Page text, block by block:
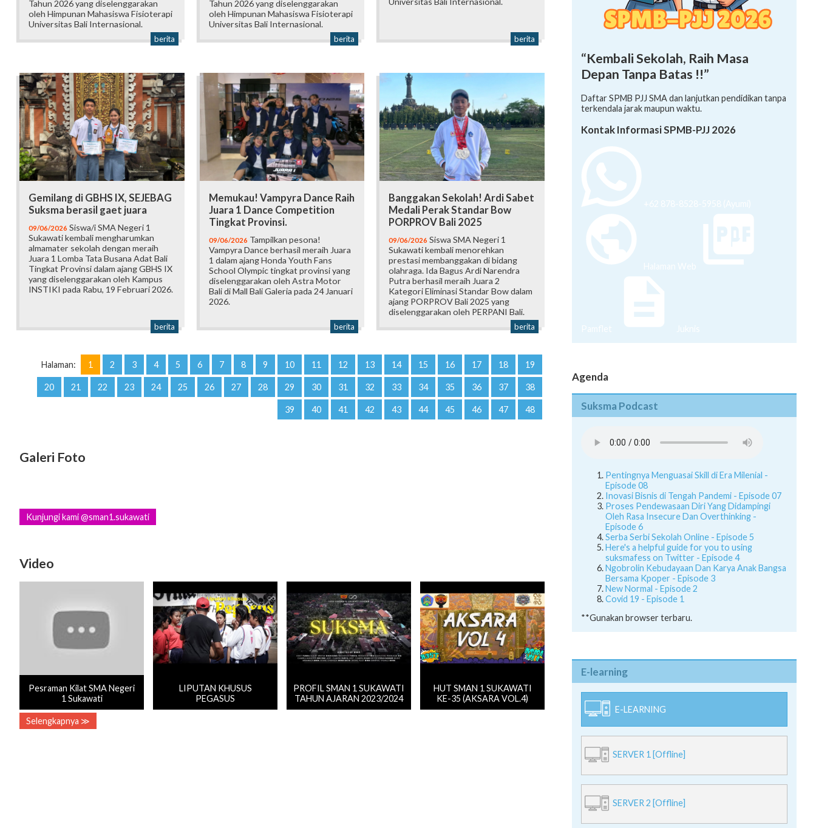
Tahun 2026 yang diselenggarakan
oleh Himpunan Mahasiswa Fisioterapi
Universitas Bali Internasional.
berita
Tahun 2026 yang diselenggarakan
oleh Himpunan Mahasiswa Fisioterapi
Universitas Bali Internasional.
berita berita
Gemilang di GBHS IX, SEJEBAG
Suksma berasil gaet juara
09/06/2026 Siswa/i SMA Negeri 1
Sukawati kembali mengharumkan
almamater sekolah dengan meraih
Juara 1 Lomba Tata Busana Adat Bali
Tingkat Provinsi dalam ajang GBHS IX
yang diselenggarakan oleh Kampus
INSTIKI pada Rabu, 19 Februari 2026.
berita
Memukau! Vampyra Dance Raih
Juara 1 Dance Competition
Tingkat Provinsi.
09/06/2026 Tampilkan pesona!
Vampyra Dance berhasil meraih Juara
1 dalam ajang Honda Youth Fans
School Olympic tingkat provinsi yang
diselenggarakan oleh Astra Motor
Bali di Mall Bali Galeria pada 24 Januari
2026.
berita
Banggakan Sekolah! Ardi Sabet
Medali Perak Standar Bow
PORPROV Bali 2025
09/06/2026 Siswa SMA Negeri 1
Sukawati kembali menorehkan
prestasi membanggakan di bidang
olahraga. Ida Bagus Ardi Narendra
Putra berhasil meraih Juara 2
Kategori Eliminasi Standar Bow dalam
ajang PORPROV Bali 2025 yang
diselenggarakan oleh PERPANI Bali.
berita
Halaman: 1 2 3 4 5 6 7 8 9 10 11 12 13 14 15 16 17 18 19
20 21 22 23 24 25 26 27 28 29 30 31 32 33 34 35 36 37 38
39 40 41 42 43 44 45 46 47 48
Galeri Foto
Kunjungi kami @sman1.sukawati
Video
Pesraman Kilat SMA Negeri
1 Sukawati
LIPUTAN KHUSUS
PEGASUS
PROFIL SMAN 1 SUKAWATI
TAHUN AJARAN 2023/2024
HUT SMAN 1 SUKAWATI
KE-35 (AKSARA VOL.4)
Selengkapnya ≫
“Kembali Sekolah, Raih Masa
Depan Tanpa Batas !!”
Daftar SPMB PJJ SMA dan lanjutkan pendidikan tanpa
terkendala jarak maupun waktu.
Kontak Informasi SPMB-PJJ 2026
+62 878-8528-5958 (Ayumi)
Halaman Web
Pamflet Juknis
Agenda
Suksma Podcast
Pentingnya Menguasai Skill di Era Milenial -
Episode 08
Inovasi Bisnis di Tengah Pandemi - Episode 07
Proses Pendewasaan Diri Yang Didampingi
Oleh Rasa Insecure Dan Overthinking -
Episode 6
Serba Serbi Sekolah Online - Episode 5
Here's a helpful guide for you to using
suksmafess on Twitter - Episode 4
Ngobrolin Kebudayaan Dan Karya Anak Bangsa
Bersama Kpoper - Episode 3
New Normal - Episode 2
Covid 19 - Episode 1
**Gunakan browser terbaru.
E-learning
E-LEARNING
SERVER 1 [Offline]
SERVER 2 [Offline]